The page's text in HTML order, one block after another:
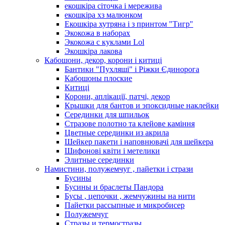
екошкіра сіточка і мережива
екошкіра хз малюнком
Екошкіра хутряна і з принтом "Тигр"
Экокожа в наборах
Экокожа с куклами Lol
Экошкiра лакова
Кабошони, декор, корони і китиці
Бантики "Пухляші" і Ріжки Єдинорога
Кабошоны плоские
Китиці
Корони, аплікації, патчі, декор
Крышки для бантов и эпоксидные наклейки
Серединки для шпильок
Стразове полотно та клейове каміння
Цветные серединки из акрила
Шейкер пакети і наповнювачі для шейкера
Шифонові квіти і метелики
Элитные серединки
Намистини, полужемчуг , пайетки і стрази
Бусины
Бусины и браслеты Пандора
Бусы , цепочки , жемчужины на нити
Пайетки рассыпные и микробисер
Полужемчуг
Стразы и термостразы